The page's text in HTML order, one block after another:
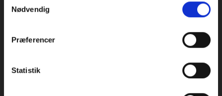
Nødvendig
Præferencer
Statistik